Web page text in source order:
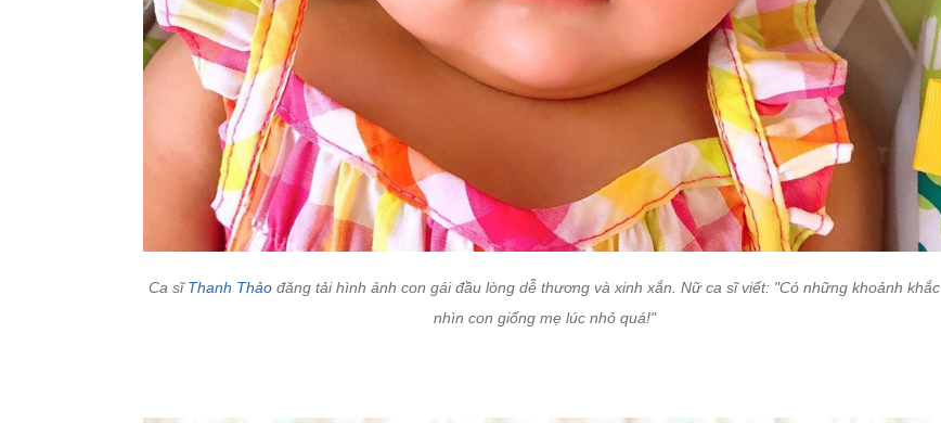
Ca sĩThanh Thảo đăng tải hình ảnh con gái đầu lòng dễ thương và xinh xắn. Nữ ca sĩ viết: "Có những khoảnh khắc
nhìn con giống mẹ lúc nhỏ quá!"